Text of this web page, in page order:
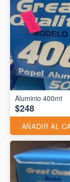
Aluminio 400mt
$248
AÑADIR AL